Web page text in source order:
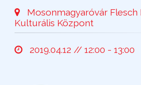
Mosonmagyaróvár Flesch
Kulturális Központ
2019.04.12 // 12:00 - 13:00